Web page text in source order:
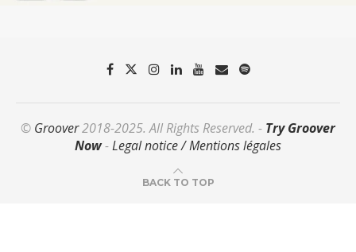
© Groover2018-2025. All Rights Reserved. - Try Groover
Now-Legal notice / Mentions légales
BACK TO TOP